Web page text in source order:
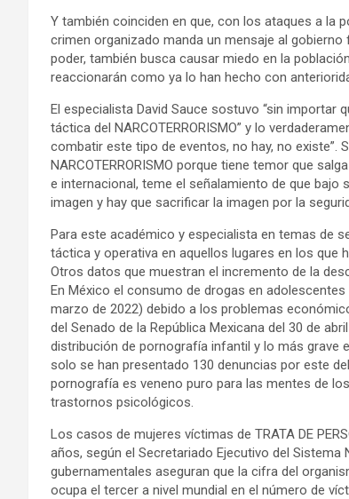
Y también coinciden en que, con los ataques a la
crimen organizado manda un mensaje al
poder, también busca causar miedo en la
reaccionarán como ya lo han hecho con
El especialista David Sauce sostuvo “sin importar
táctica del NARCOTERRORISMO” y lo
combatir este tipo de eventos, no hay, no existe”.
NARCOTERRORISMO porque tiene temor que
e internacional, teme el señalamiento de que
imagen y hay que sacrificar la imagen por la
Para este académico y especialista en temas de
táctica y operativa en aquellos lugares en los que
Otros datos que muestran el incremento de la
En México el consumo de drogas en
marzo de 2022) debido a los problemas
del Senado de la República Mexicana del 30 de
distribución de pornografía infantil y lo más grave
solo se han presentado 130 denuncias por este
pornografía es veneno puro para las mentes de
trastornos psicológicos.
Los casos de mujeres víctimas de TRATA DE
años, según el Secretariado Ejecutivo del
gubernamentales aseguran que la cifra del
ocupa el tercer a nivel mundial en el número de